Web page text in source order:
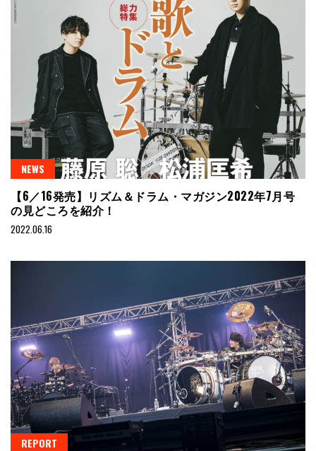
NEWS
【6／16発売】リズム＆ドラム・マガジン2022年7月号
の見どころを紹介！
2022.06.16
REPORT